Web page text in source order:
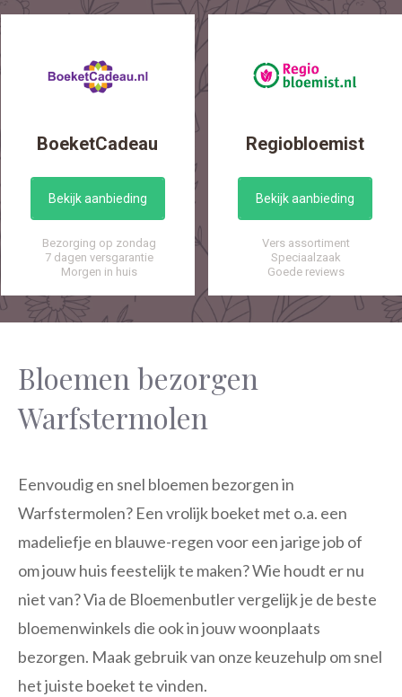
BoeketCadeau
Bekijk aanbieding
Bezorging op zondag
7 dagen versgarantie
Morgen in huis
Regiobloemist
Bekijk aanbieding
Vers assortiment
Speciaalzaak
Goede reviews
Bloemen bezorgen
Warfstermolen
Eenvoudig en snel bloemen bezorgen in
Warfstermolen? Een vrolijk boeket met o.a. een
madeliefje en blauwe-regen voor een jarige job of
om jouw huis feestelijk te maken? Wie houdt er nu
niet van? Via de Bloemenbutler vergelijk je de beste
bloemenwinkels die ook in jouw woonplaats
bezorgen. Maak gebruik van onze keuzehulp om snel
het juiste boeket te vinden.